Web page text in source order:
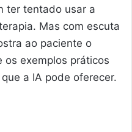
ter tentado usar a
Mas com escuta
ao paciente o
os exemplos práticos
a IA pode oferecer.